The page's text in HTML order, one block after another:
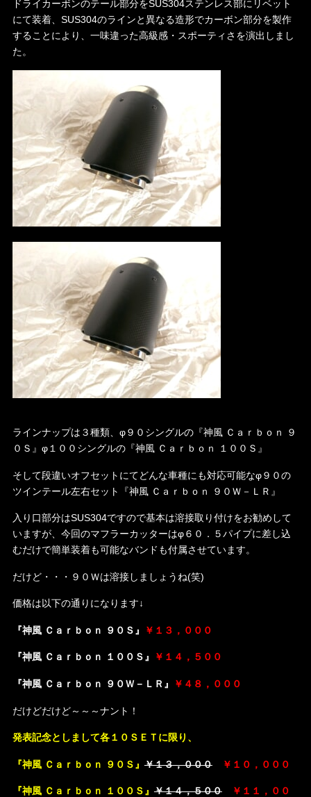
ドライカーボンのテール部分をSUS304ステンレス部にリベット
にて装着、SUS304のラインと異なる造形でカーボン部分を製作
することにより、一味違った高級感・スポーティさを演出しまし
た。
ラインナップは３種類、φ９０シングルの『神風 Ｃａｒｂｏｎ ９
０Ｓ』φ１００シングルの『神風 Ｃａｒｂｏｎ １００Ｓ』
そして段違いオフセットにてどんな車種にも対応可能なφ９０の
ツインテール左右セット『神風 Ｃａｒｂｏｎ ９０Ｗ－ＬＲ』
入り口部分はSUS304ですので基本は溶接取り付けをお勧めして
いますが、今回のマフラーカッターはφ６０．５パイプに差し込
むだけで簡単装着も可能なバンドも付属させています。
だけど・・・９０Ｗは溶接しましょうね(笑)
価格は以下の通りになります↓
『神風 Ｃａｒｂｏｎ ９０Ｓ』 ￥１３，０００
『神風 Ｃａｒｂｏｎ １００Ｓ』 ￥１４，５００
『神風 Ｃａｒｂｏｎ ９０Ｗ－ＬＲ』 ￥４８，０００
だけどだけど～～～ナント！
発表記念としまして各１０ＳＥＴに限り、
『神風 Ｃａｒｂｏｎ ９０Ｓ』 ￥１３，０００ ￥１０，０００
『神風 Ｃａｒｂｏｎ １００Ｓ』 ￥１４，５００￥１１，００